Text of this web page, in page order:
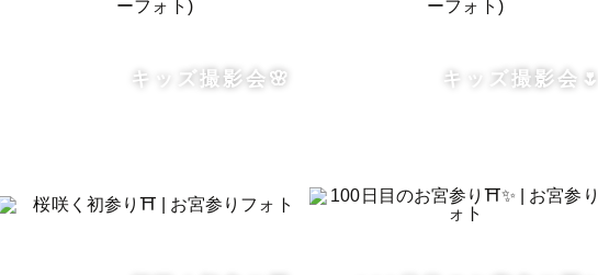
💍 結婚式場での撮影を数多く手がけてきました。
その決定的な瞬間を逃さず、確実に写真に収めます。
キッズ撮影会🌸 キッズ撮影会🌷